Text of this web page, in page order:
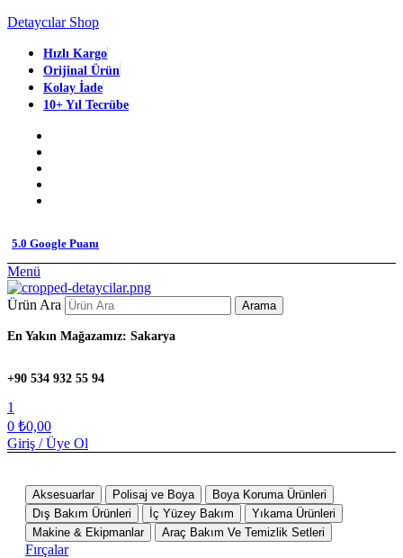
Detaycılar Shop
Hızlı Kargo
Orijinal Ürün
Kolay İade
10+ Yıl Tecrübe
5.0 Google Puanı
Menü
Ürün Ara Arama
En Yakın Mağazamız: Sakarya
+90 534 932 55 94
1
0 ₺0,00
Giriş / Üye Ol
Aksesuarlar Polisaj ve Boya
Boya Koruma Ürünleri
Dış Bakım Ürünleri
İç Yüzey Bakım
Yıkama Ürünleri
Makine & Ekipmanlar
Araç Bakım Ve Temizlik Setleri
Fırçalar